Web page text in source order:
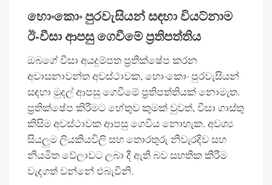
හොංකොං පුරවැසියන් සඳහා වියට්නාම
ඊ-වීසා ආපසු ගෙවීමේ ප්‍රතිපත්තිය
ඔබගේ වීසා අයදුම්පත ප්‍රතික්ෂේප කරන
අවාසනාවන්ත අවස්ථාවක, හොංකොං පුරවැසියන්
සඳහා මුදල් ආපසු ගෙවීමේ ප්‍රතිපත්තියක් නොමැත.
ප්‍රතික්ෂේප කිරීමට හේතුව කුමක් වුවත්, වීසා ගාස්තු
කිසිම අවස්ථාවක ආපසු ගෙවිය නොහැක. අවශ්‍ය
සියලුම ලියකියවිලි සහ තොරතුරු නිවැරදිව සහ
නියමිත වේලාවට ලබා දී ඇති බව සහතික කිරීම
වැදගත් වන්නේ එබැවිනි.